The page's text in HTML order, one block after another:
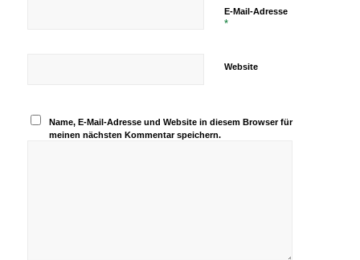
E-Mail-Adresse
*
Website
Name, E-Mail-Adresse und Website in diesem Browser für
meinen nächsten Kommentar speichern.